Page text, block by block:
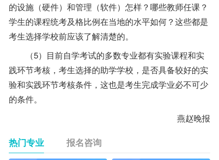
的设施（硬件）和管理（软件）怎样？哪些教师任课？
学生的课程统考及格比例在当地的水平如何？这些都是
考生选择学校前应该了解清楚的。
（5）目前自学考试的多数专业都有实验课程和实
践环节考核，考生选择的助学学校，是否具备较好的实
验和实践环节考核条件，这也是考生完成学业必不可少
的条件。
燕赵晚报
热门专业 报名咨询